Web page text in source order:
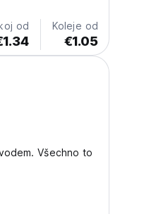
od Koleje od
€1.05
Všechno to